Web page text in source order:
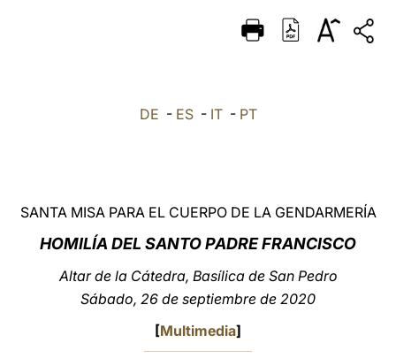
ITALIANO
中文
LATINE
DE - ES- IT- PT
SANTA MISA PARA EL CUERPO DE LA GENDARMERÍA
HOMILÍA DEL SANTO PADRE FRANCISCO
Altar de la Cátedra, Basílica de San Pedro
Sábado, 26 de septiembre de 2020
[Multimedia]